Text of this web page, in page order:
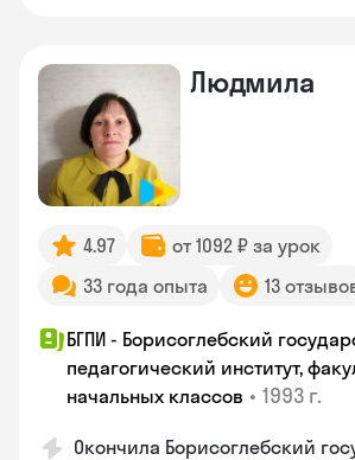
Людмила
4.97
от 1092 ₽ за урок
33 года опыта
13
БГПИ - Борисоглебский
педагогический институт,
начальных классов • 1993 г.
Окончила Борисоглебский